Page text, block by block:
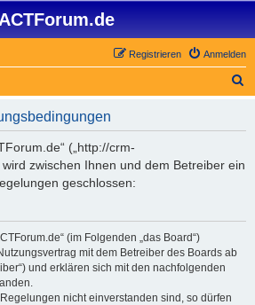
Anmelden
Registrieren
(„http://crm-
zwischen Ihnen und dem Betreiber ein
geschlossen:
(im Folgenden „das Board“)
mit dem Betreiber des Boards ab
und erklären sich mit den nachfolgenden
nicht einverstanden sind, so dürfen